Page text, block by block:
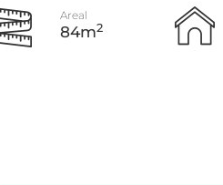
Areal
84m2